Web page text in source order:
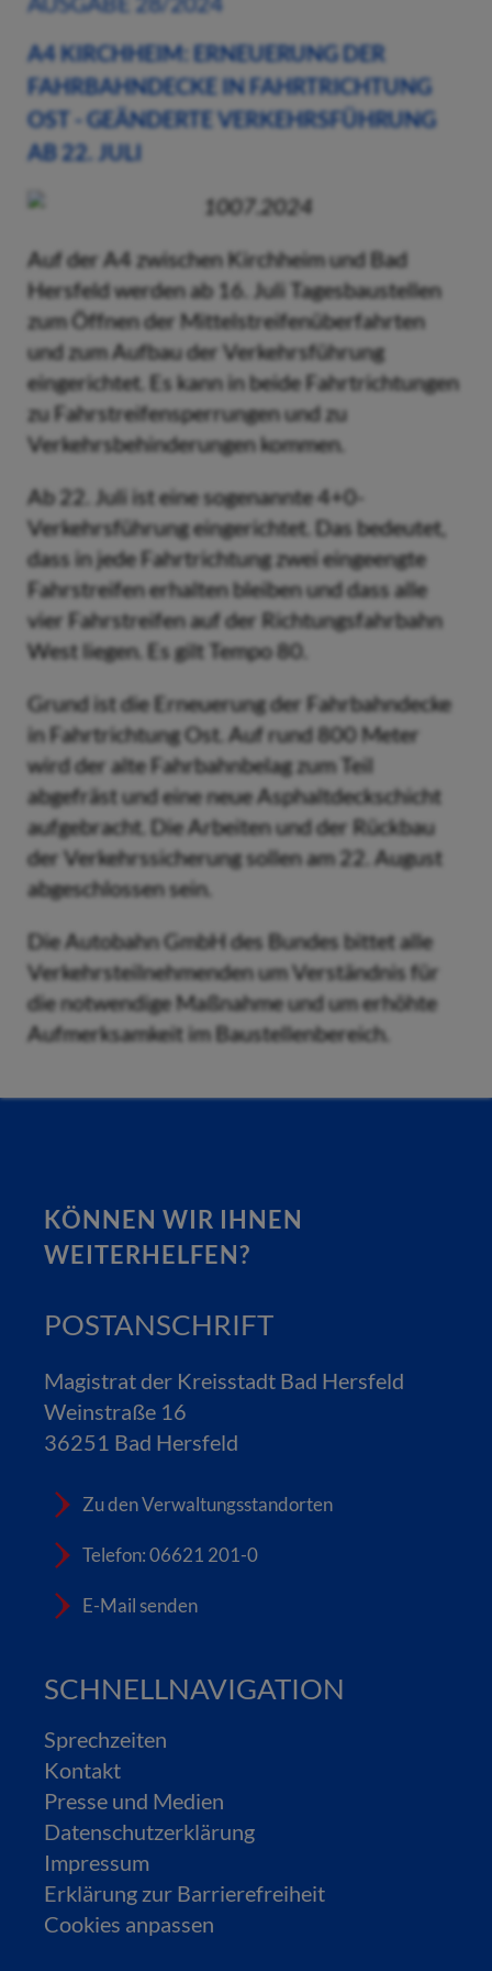
A4 KIRCHHEIM: ERNEUERUNG DER
FAHRBAHNDECKE IN FAHRTRICHTUNG
OST - GEÄNDERTE VERKEHRSFÜHRUNG
AB 22. JULI
1007.2024
Auf der A4 zwischen Kirchheim und Bad
Hersfeld werden ab 16. Juli Tagesbaustellen
zum Öffnen der Mittelstreifenüberfahrten
und zum Aufbau der Verkehrsführung
eingerichtet. Es kann in beide Fahrtrichtungen
zu Fahrstreifensperrungen und zu
Verkehrsbehinderungen kommen.
Ab 22. Juli ist eine sogenannte 4+0-
Verkehrsführung eingerichtet. Das bedeutet,
dass in jede Fahrtrichtung zwei eingeengte
Fahrstreifen erhalten bleiben und dass alle
vier Fahrstreifen auf der Richtungsfahrbahn
West liegen. Es gilt Tempo 80.
Grund ist die Erneuerung der Fahrbahndecke
in Fahrtrichtung Ost. Auf rund 800 Meter
wird der alte Fahrbahnbelag zum Teil
abgefräst und eine neue Asphaltdeckschicht
aufgebracht. Die Arbeiten und der Rückbau
der Verkehrssicherung sollen am 22. August
abgeschlossen sein.
Die Autobahn GmbH des Bundes bittet alle
Verkehrsteilnehmenden um Verständnis für
die notwendige Maßnahme und um erhöhte
Aufmerksamkeit im Baustellenbereich.
KÖNNEN WIR IHNEN
WEITERHELFEN?
POSTANSCHRIFT
Magistrat der Kreisstadt Bad Hersfeld
Weinstraße 16
36251 Bad Hersfeld
Zu den Verwaltungsstandorten
Telefon: 06621 201-0
E-Mail senden
SCHNELLNAVIGATION
Sprechzeiten
Kontakt
Presse und Medien
Datenschutzerklärung
Impressum
Erklärung zur Barrierefreiheit
Cookies anpassen